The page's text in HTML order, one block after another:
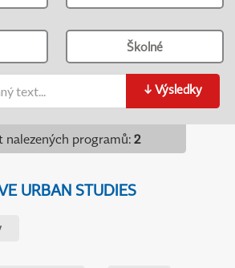
Školné
↓ Výsledky
nalezených programů: 2
URBAN STUDIES